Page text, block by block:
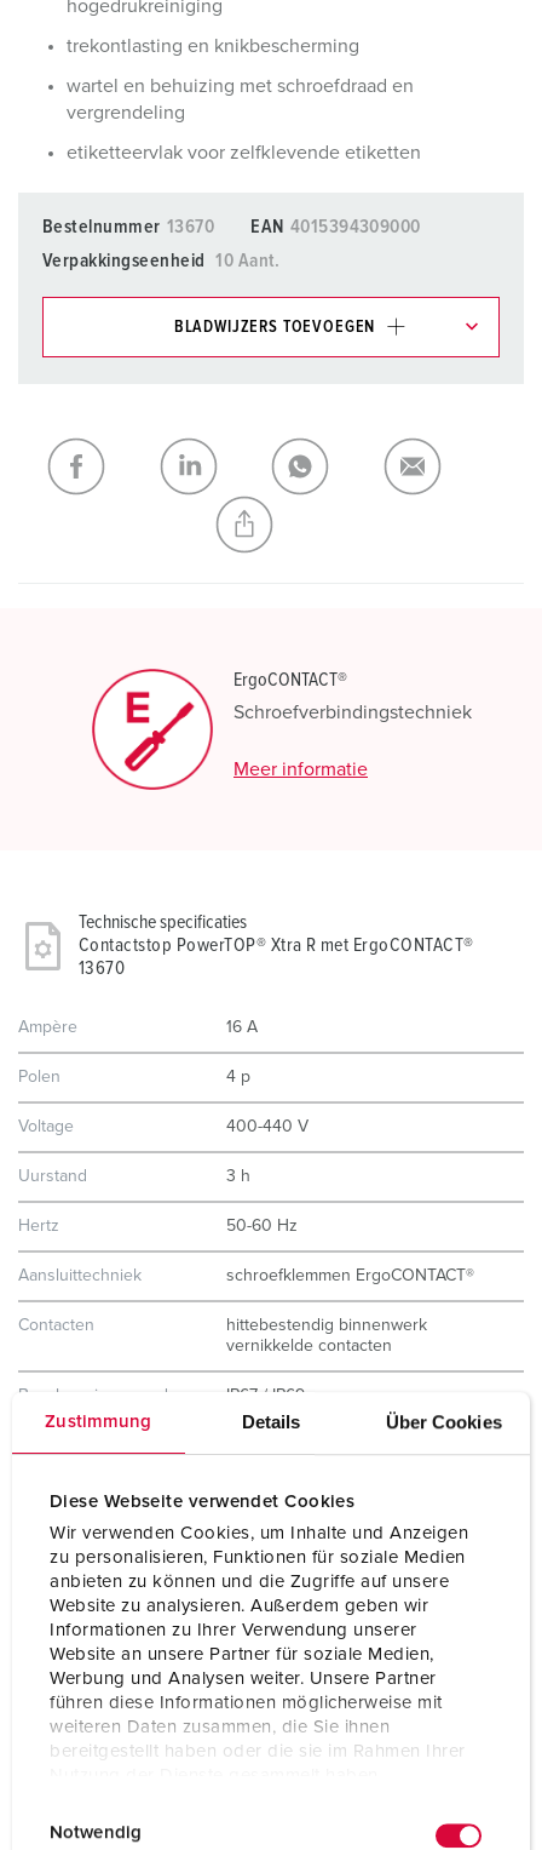
Zustimmung Details Über Cookies
Diese Webseite verwendet Cookies
Wir verwenden Cookies, um Inhalte und Anzeigen
zu personalisieren, Funktionen für soziale Medien
anbieten zu können und die Zugriffe auf unsere
Website zu analysieren. Außerdem geben wir
Informationen zu Ihrer Verwendung unserer
Website an unsere Partner für soziale Medien,
Werbung und Analysen weiter. Unsere Partner
führen diese Informationen möglicherweise mit
weiteren Daten zusammen, die Sie ihnen
bereitgestellt haben oder die sie im Rahmen Ihrer
Notwendig
hogedrukreiniging
trekontlasting en knikbescherming
wartel en behuizing met schroefdraad en
vergrendeling
etiketteervlak voor zelfklevende etiketten
Bestelnummer 13670 EAN 4015394309000
Verpakkingseenheid
10 Aant.
BLADWIJZERS TOEVOEGEN
Mijn lijst TOEVOEGEN
NIEUW LIJST MAKEN
ErgoCONTACT®
Schroefverbindingstechniek
Meer informatie
Technische specificaties
Contactstop PowerTOP® Xtra R met ErgoCONTACT®
13670
Ampère 16 A
Polen 4 p
Voltage 400-440 V
Uurstand 3 h
Hertz 50-60 Hz
Aansluittechniek schroefklemmen ErgoCONTACT®
Contacten
hittebestendig binnenwerk
vernikkelde contacten
Beschermingsgraad IP67 / IP69
Certificeringen VDE